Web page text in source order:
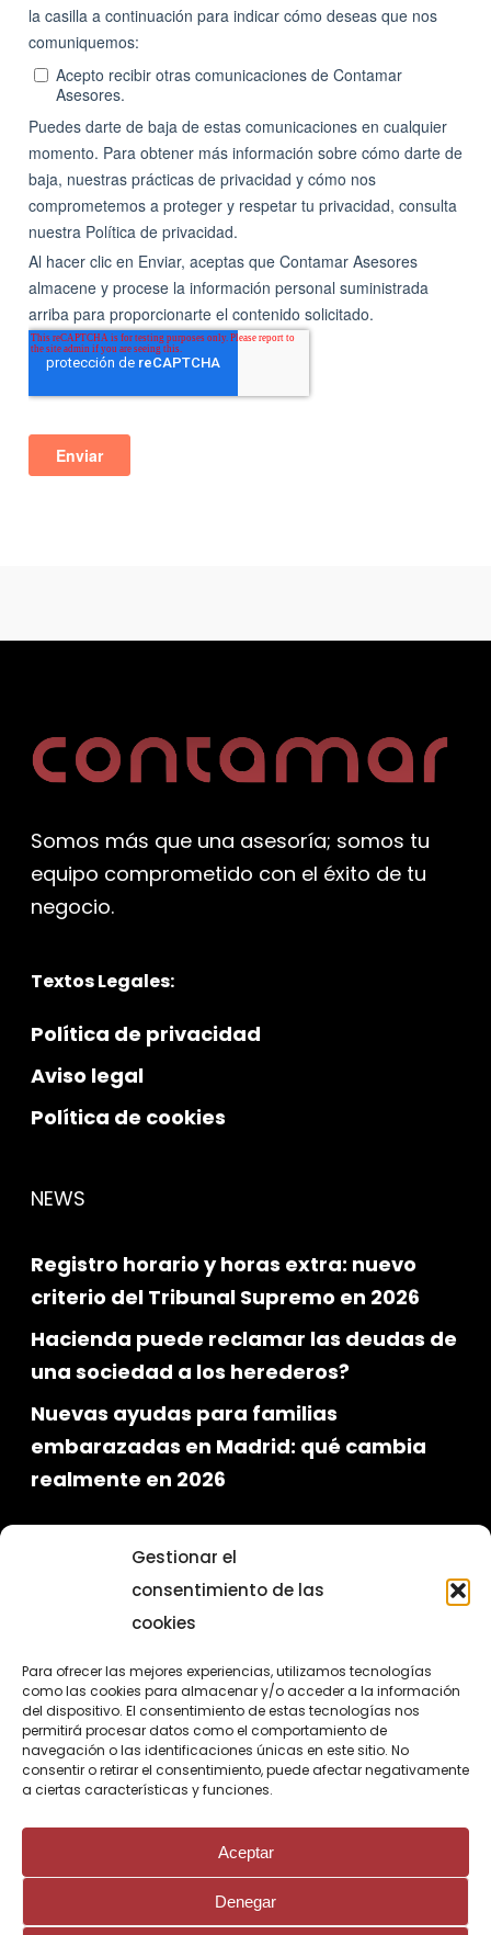
Gestionar el
consentimiento de las
cookies
Para ofrecer las mejores experiencias, utilizamos tecnologías
como las cookies para almacenar y/o acceder a la información
del dispositivo. El consentimiento de estas tecnologías nos
permitirá procesar datos como el comportamiento de
navegación o las identificaciones únicas en este sitio. No
consentir o retirar el consentimiento, puede afectar negativamente
a ciertas características y funciones.
Aceptar
Denegar
Somos más que una asesoría; somos tu
equipo comprometido con el éxito de tu
negocio.
Textos Legales:
Política de privacidad
Aviso legal
Política de cookies
NEWS
Registro horario y horas extra: nuevo
criterio del Tribunal Supremo en 2026
Hacienda puede reclamar las deudas de
una sociedad a los herederos?
Nuevas ayudas para familias
embarazadas en Madrid: qué cambia
realmente en 2026
Programa para el fomento de la
contratación en el ámbito de la
Ayuda Impulso al contrato de formación en
alternancia para personas jóvenes
Cofinanciado por la Unión Europea